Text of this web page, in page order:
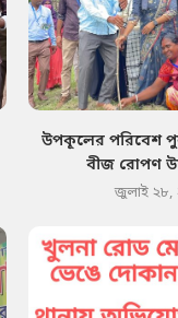
উপকূলের পরিবেশ
বীজ রোপণ
জুলাই ২৮,